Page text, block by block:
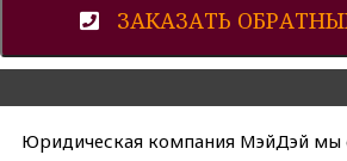
ЗАКАЗАТЬ
Юридическая компания МэйДэй мы